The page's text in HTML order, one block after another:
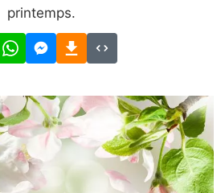
printemps.